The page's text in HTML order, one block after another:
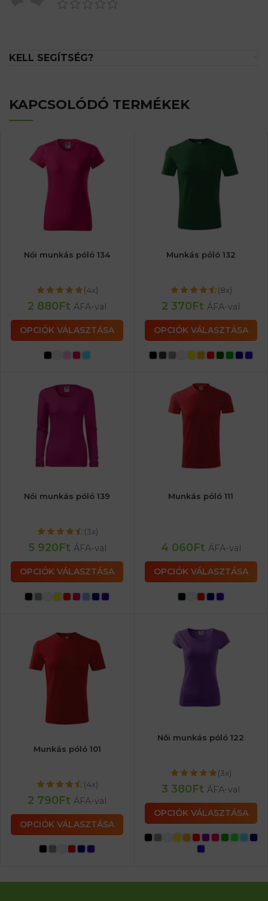
KELL SEGÍTSÉG?
KAPCSOLÓDÓ TERMÉKEK
Női munkás póló 134
(4x)
2 880Ft ÁFA-val
OPCIÓK VÁLASZTÁSA
Munkás póló 132
(8x)
2 370Ft ÁFA-val
OPCIÓK VÁLASZTÁSA
Női munkás póló 139
(3x)
5 920Ft ÁFA-val
OPCIÓK VÁLASZTÁSA
Munkás póló 111
4 060Ft ÁFA-val
OPCIÓK VÁLASZTÁSA
Munkás póló 101
(4x)
2 790Ft ÁFA-val
OPCIÓK VÁLASZTÁSA
Női munkás póló 122
(3x)
3 380Ft ÁFA-val
OPCIÓK VÁLASZTÁSA